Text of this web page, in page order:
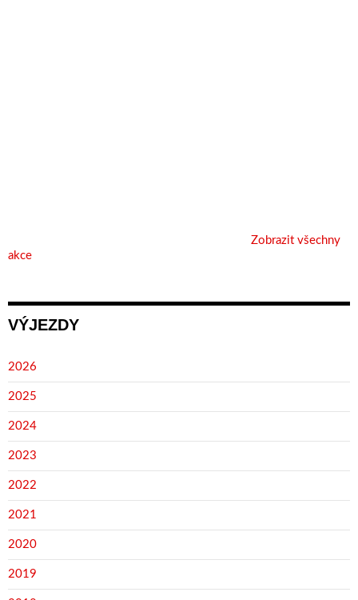
Zobrazit všechny
akce
VÝJEZDY
2026
2025
2024
2023
2022
2021
2020
2019